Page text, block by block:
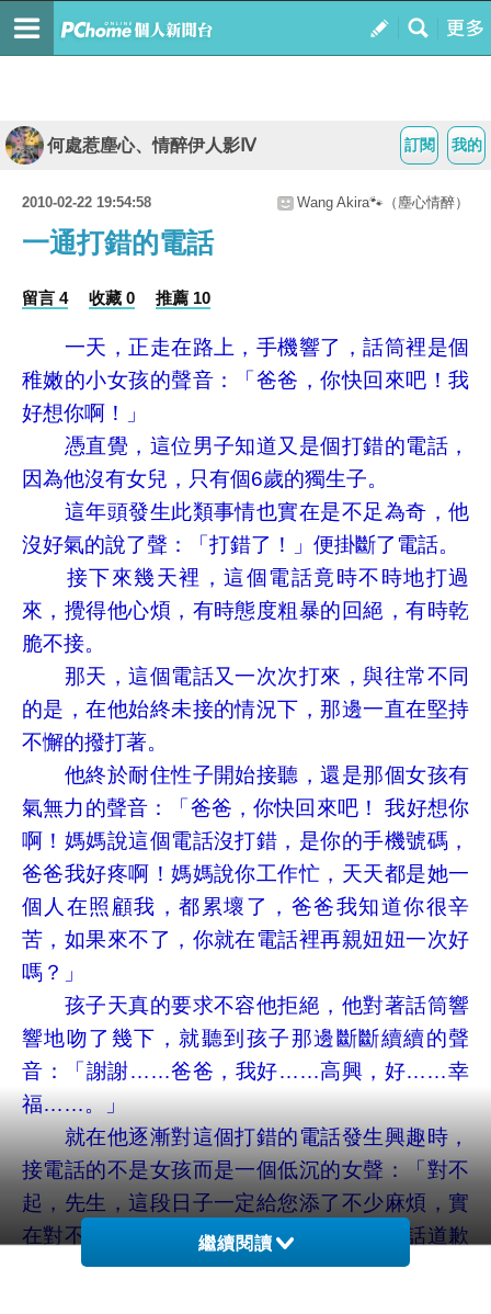
我的
訂閱
何處惹塵心、情醉伊人影Ⅳ
2010-02-22 19:54:58 Wang Akira🐾（塵心情醉）
一通打錯的電話
留言 4 收藏 0 推薦 10
一天，正走在路上，手機響了，話筒裡是個
稚嫩的小女孩的聲音：「爸爸，你快回來吧！我
好想你啊！」
憑直覺，這位男子知道又是個打錯的電話，
因為他沒有女兒，只有個6歲的獨生子。
這年頭發生此類事情也實在是不足為奇，他
沒好氣的說了聲：「打錯了！」便掛斷了電話。
接下來幾天裡，這個電話竟時不時地打過
來，攪得他心煩，有時態度粗暴的回絕，有時乾
脆不接。
那天，這個電話又一次次打來，與往常不同
的是，在他始終未接的情況下，那邊一直在堅持
不懈的撥打著。
他終於耐住性子開始接聽，還是那個女孩有
氣無力的聲音：「爸爸，你快回來吧！ 我好想你
啊！媽媽說這個電話沒打錯，是你的手機號碼，
爸爸我好疼啊！媽媽說你工作忙，天天都是她一
個人在照顧我，都累壞了，爸爸我知道你很辛
苦，如果來不了，你就在電話裡再親妞妞一次好
嗎？」
孩子天真的要求不容他拒絕，他對著話筒響
響地吻了幾下，就聽到孩子那邊斷斷續續的聲
音：「謝謝……爸爸，我好……高興，好……幸
福……。」
就在他逐漸對這個打錯的電話發生興趣時，
接電話的不是女孩而是一個低沉的女聲：「對不
起，先生，這段日子一定給您添了不少麻煩，實
在對不起，我本想處理完事情就給您打電話道歉
的。這孩子的命很苦，生下來就得了骨癌，她爸
繼續閱讀